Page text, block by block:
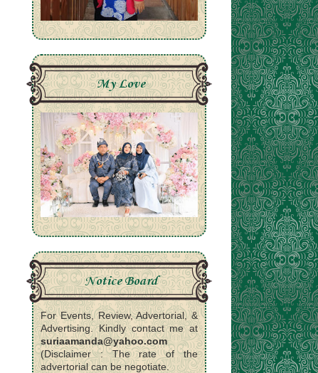
My Love
Notice Board
For Events, Review, Advertorial, &
Advertising. Kindly contact me at
suriaamanda@yahoo.com
(Disclaimer : The rate of the
advertorial can be negotiate.